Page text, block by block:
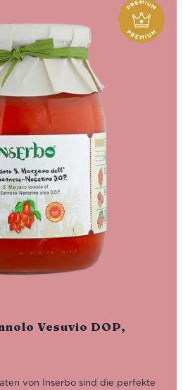
Vesuvio DOP,
von Inserbo sind die perfekte